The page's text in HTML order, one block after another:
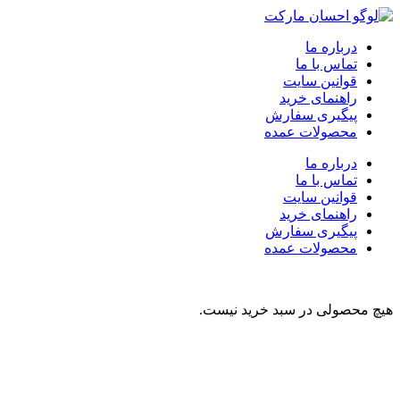
درباره ما
تماس با ما
قوانین سایت
راهنمای خرید
پیگیری سفارش
محصولات عمده
درباره ما
تماس با ما
قوانین سایت
راهنمای خرید
پیگیری سفارش
محصولات عمده
هیچ محصولی در سبد خرید نیست.